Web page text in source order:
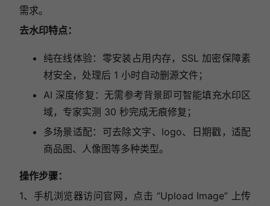
需求。
去水印特点：
纯在线体验：零安装占用内存，SSL 加密保障素
材安全，处理后 1 小时自动删源文件；
AI 深度修复：无需参考背景即可智能填充水印区
域，专家实测 30 秒完成无痕修复；
多场景适配：可去除文字、logo、日期戳，适配
商品图、人像图等多种类型。
操作步骤：
1、手机浏览器访问官网，点击 “Upload Image” 上传